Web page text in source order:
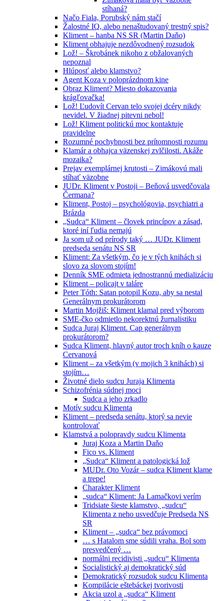
stíhaná?
Načo Fiala, Porubský nám stačí
Žalostné IQ, alebo nenaštudovaný trestný spis?
Kliment – hanba NS SR (Martin Daňo)
Kliment obhajuje nezdôvodnený rozsudok
Lož! – Škrobánek nikoho z obžalovaných
nepoznal
Hlúposť alebo klamstvo?
Agent Koza v poloprázdnom kine
Obraz Kliment? Miesto dokazovania
krágľovačka!
Lož! Ľudovít Cervan telo svojej dcéry nikdy
nevidel. V žiadnej pitevni nebol!
Lož! Kliment politickú moc kontaktuje
pravidelne
Rozumné pochybnosti bez prítomnosti rozumu
Klamár a obhajca väzenskej zvlčilosti. Akáže
mozaika?
Prejav exemplárnej krutosti – Zimákovú mali
stíhať väzobne
JUDr. Kliment v Postoji – Beňová usvedčovala
Čermana?
Kliment, Postoj – psychológovia, psychiatri a
Brázda
„Sudca“ Kliment – človek princípov a zásad,
ktoré iní ľudia nemajú
Ja som už od prírody taký … JUDr. Kliment
predseda senátu NS SR
Kliment: Za všetkým, čo je v tých knihách si
slovo za slovom stojím!
Denník SME odmieta jednostrannú medializáciu
Kliment – policajt v taláre
Peter Tóth: Satan potopil Kozu, aby sa nestal
Generálnym prokurátorom
Martin Mojžiš: Kliment klamal pred výborom
SME-čko odmietlo nekorektnú žurnalistiku
Sudca Juraj Kliment. Cap generálnym
prokurátorom?
Sudca Kliment, hlavný autor troch kníh o kauze
Cervanová
Kliment – za všetkým (v mojich 3 knihách) si
stojím…
Životné dielo sudcu Juraja Klimenta
Schizofrénia súdnej moci
Sudca a jeho zrkadlo
Motív sudcu Klimenta
Kliment – predseda senátu, ktorý sa nevie
kontrolovať
Klamstvá a polopravdy sudcu Klimenta
Juraj Koza a Martin Daňo
Fico vs. Kliment
„Sudca“ Kliment a patologická lož
MUDr. Oto Vozár – sudca Kliment klame
a trepe!
Charakter Kliment
„sudca“ Kliment: Ja Lamačkovi verím
Tridsiate šieste klamstvo, „sudcu“
Klimenta z neho usvedčuje Predseda NS
SR
Kliment – „sudca“ bez právomoci
… s Hatalom sme súdili vraha. Bol som
presvedčený …
normálni recidivisti „sudcu“ Klimenta
Socialistický aj demokratický súd
Demokratický rozsudok sudcu Klimenta
Kompilácie eštebáckej tvorivosti
Akcia uzol a „sudca“ Kliment